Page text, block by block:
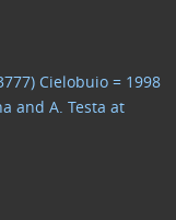
Cielobuio = 1998
and A. Testa at